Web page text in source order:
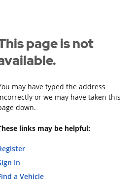
page is not
may have typed the address
or we may have taken this
down.
links may be helpful:
In
a Vehicle